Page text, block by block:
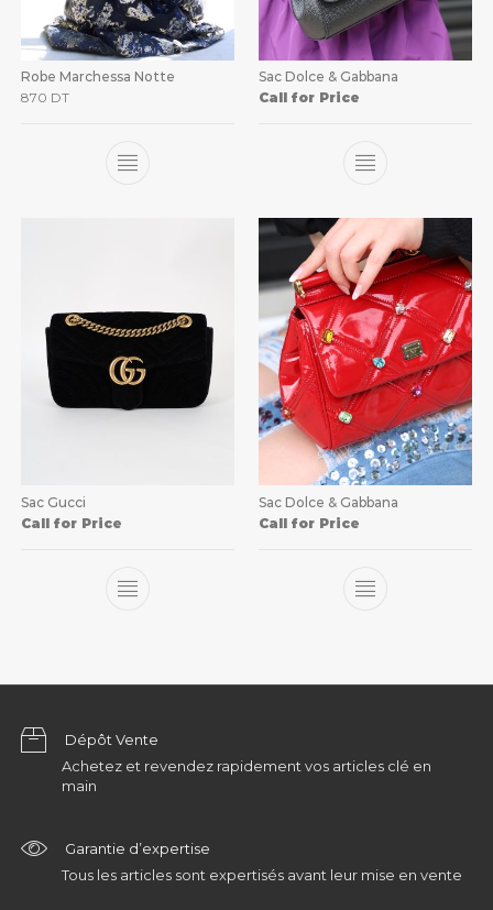
Robe Marchessa Notte
870 DT
Sac Dolce & Gabbana
Call for Price
Sac Gucci
Call for Price
Sac Dolce & Gabbana
Call for Price
Dépôt Vente
Achetez et revendez rapidement vos articles clé en
main
Garantie d’expertise
Tous les articles sont expertisés avant leur mise en vente